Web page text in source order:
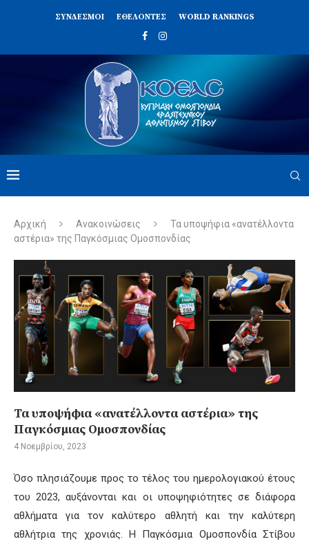
ΣΥΝΔΈΣΜΟΙ ΕΘΕΛΟΝΤΈΣ WORLD RANKINGS
Αρχική Ανακοινώσεις
Τα υποψήφια «ανατέλλοντα
αστέρια» της Παγκόσμιας Ομοσπονδίας
Τα υποψήφια «ανατέλλοντα αστέρια» της
Παγκόσμιας Ομοσπονδίας
4 Νοεμβρίου, 2023
Όσο πλησιάζουμε προς το τέλος του ημερολογιακού έτους
του 2023, αυξάνονται και οι υποψηφιότητες σε διάφορα
αθλήματα για τον καλύτερο αθλητή και την καλύτερη
αθλήτρια της χρονιάς. Η Παγκόσμια Ομοσπονδία Στίβου